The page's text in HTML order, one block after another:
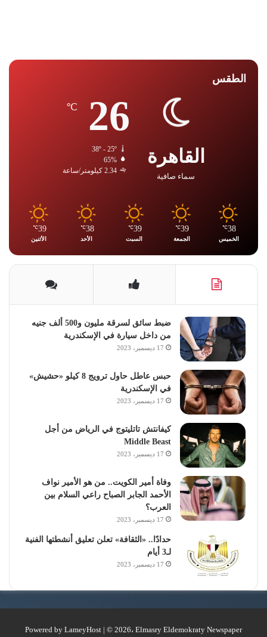
الطقس
القاهرة
سماء صافية
26
℃
38º - 25º
65%
2.34 كيلومتر/ساعة
38
℃
الخميس
39
℃
الجمعة
39
℃
السبت
38
℃
الأحد
39
℃
الأثنين
ضبط سائق لسرقة مليون و500 ألف جنيه
من داخل سيارة في الإسكندرية
17 ديسمبر، 2023
حبس عاطل حاول ترويج 8 كيلو «حشيش»
في الإسكندرية
17 ديسمبر، 2023
كيفانتش تاتليتوج في الرياض من أجل
Middle Beast
17 ديسمبر، 2023
وفاة أمير الكويت.. من هو الأمير نواف
الأحمد الجابر الصباح راعي السلام بين
العرب؟
17 ديسمبر، 2023
حدادًا.. «الثقافة» تعلن تعليق أنشطتها الفنية
لـ3 أيام
17 ديسمبر، 2023
Powered by LameyHost | © 2026، Elmasry Eldemokraty Newspaper